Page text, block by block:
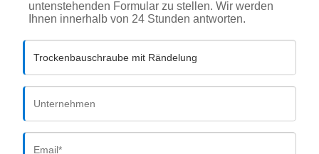
untenstehenden Formular zu stellen. Wir werden
Ihnen innerhalb von 24 Stunden antworten.